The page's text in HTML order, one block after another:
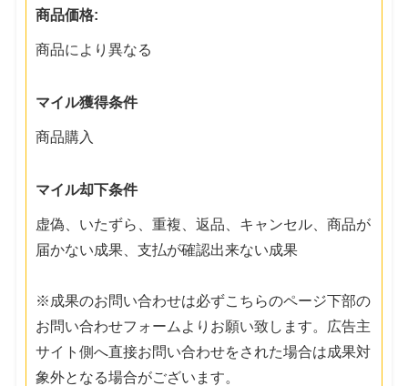
商品価格:
商品により異なる
マイル獲得条件
商品購入
マイル却下条件
虚偽、いたずら、重複、返品、キャンセル、商品が
届かない成果、支払が確認出来ない成果
※成果のお問い合わせは必ずこちらのページ下部の
お問い合わせフォームよりお願い致します。広告主
サイト側へ直接お問い合わせをされた場合は成果対
象外となる場合がございます。